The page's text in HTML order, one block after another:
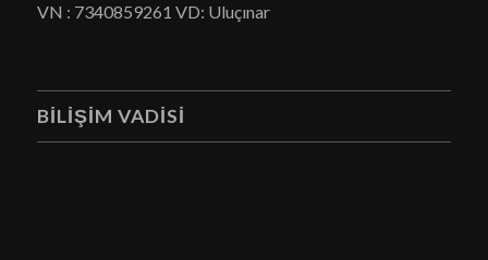
VN : 7340859261 VD: Uluçınar
BILIŞIM VADISI